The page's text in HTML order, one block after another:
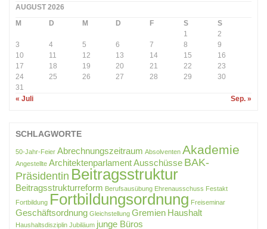
AUGUST 2026
M
D M D F S
S
1
2
3
4 5 6 7 8
9
10
11 12 13 14 15
16
17
18 19 20 21 22
23
24
25 26 27 28 29
30
31
« Juli
Sep. »
SCHLAGWORTE
50-Jahr-Feier Abrechnungszeitraum Absolventen Akademie
Angestellte ArchitektenparlamentAusschüsse BAK-
Präsidentin Beitragsstruktur
Beitragsstrukturreform Berufsausübung Ehrenausschuss Festakt
Fortbildung Fortbildungsordnung Freiseminar
Geschäftsordnung Gleichstellung Gremien Haushalt
Haushaltsdisziplin Jubiläum junge Büros